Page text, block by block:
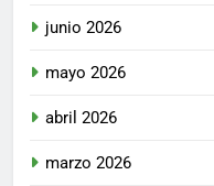
junio 2026
mayo 2026
abril 2026
marzo 2026